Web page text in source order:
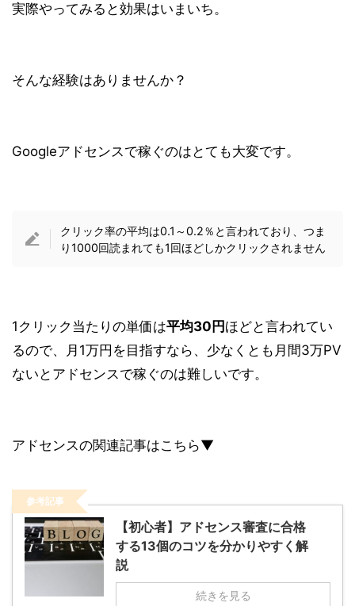
実際やってみると効果はいまいち。
そんな経験はありませんか？
Googleアドセンスで稼ぐのはとても大変です。
クリック率の平均は0.1～0.2％ と言われており、つま
り1000回読まれても1回ほどしかクリックされません
1クリック当たりの単価は平均30円 ほどと言われてい
るので、月1万円を目指すなら、少なくとも 月間3万PV
ないとアドセンスで稼ぐのは難しいです。
アドセンスの関連記事はこちら▼
参考記事
【初心者】アドセンス審査に合格
する13個のコツを分かりやすく解
説
続きを見る